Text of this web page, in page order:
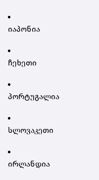
იაპონია
ჩეხეთი
პორტუგალია
სლოვაკეთი
ირლანდია